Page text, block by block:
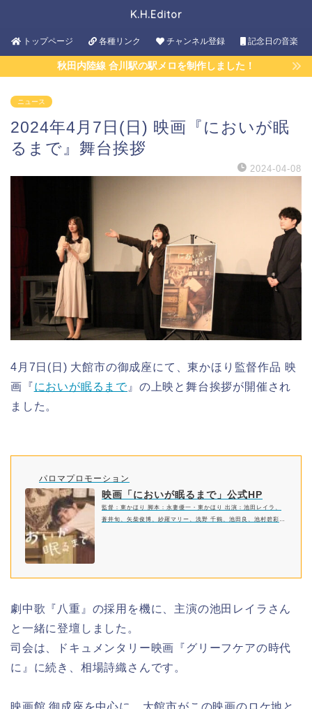
K.H.Editor
トップページ 各種リンク チャンネル登録 記念日の音楽
秋田内陸線 合川駅の駅メロを制作しました！
ニュース
2024年4月7日(日) 映画『においが眠
るまで』舞台挨拶
2024-04-08
4月7日(日) 大館市の御成座にて、東かほり監督作品 映
画『においが眠るまで 』の上映と舞台挨拶が開催され
ました。
パロマプロモーション
映画「においが眠るまで」公式HP
監督：東かほり 脚本：永妻優一・東かほり 出演：池田レイラ、
蒼井旬、矢柴俊博、紗羅マリー、浅野 千鶴、池田良、池村碧彩ほ
劇中歌『八重』の採用を機に、主演の池田レイラさん
と一緒に登壇しました。
司会は、ドキュメンタリー映画『グリーフケアの時代
に』に続き、相場詩織さんです。